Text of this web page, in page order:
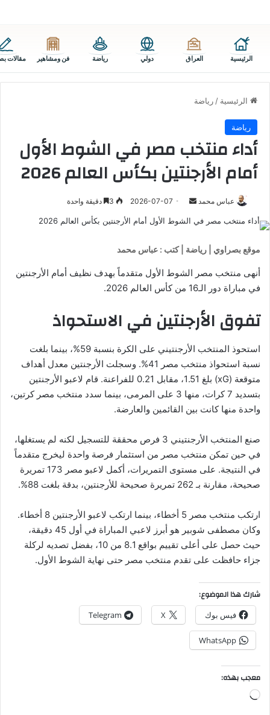
الرئيسية العراق دولي رياضة فن ومشاهير مقالات
الرئيسية / رياضة
رياضة
أداء منتخب مصر في الشوط الأول
أمام الأرجنتين بكأس العالم 2026
عباس محمد
أرسل 2026-07-07 دقيقة واحدة
موقع بصراوي | رياضة | كتب : عباس محمد
أنهى منتخب مصر الشوط الأول متقدماً بهدف نظيف أمام الأرجنتين
في مباراة دور الـ16 من كأس العالم 2026.
تفوق الأرجنتين في الاستحواذ
استحوذ المنتخب الأرجنتيني على الكرة بنسبة 59%، بينما بلغت
نسبة استحواذ منتخب مصر 41%. وسجلت الأرجنتين معدل أهداف
متوقعة (xG) بلغ 1.51، مقابل 0.21 للفراعنة. قام لاعبو الأرجنتين
بتسديد 7 كرات، منها 3 على المرمى، بينما سدد منتخب مصر كرتين،
واحدة منها كانت بين القائمين والعارضة.
صنع المنتخب الأرجنتيني 3 فرص محققة للتسجيل لكنه لم يستغلها،
في حين تمكن منتخب مصر من استثمار فرصة واحدة ليخرج متقدماً
في النتيجة. على مستوى التمريرات، أكمل لاعبو مصر 173 تمريرة
صحيحة، مقارنة بـ 262 تمريرة صحيحة للأرجنتين، بدقة بلغت 88%.
ارتكب منتخب مصر 5 أخطاء، بينما ارتكب لاعبو الأرجنتين 8 أخطاء.
وكان مصطفى شوبير هو أبرز لاعبي المباراة في أول 45 دقيقة،
حيث حصل على أعلى تقييم بواقع 8.1 من 10، بفضل تصديه لركلة
جزاء حافظت على تقدم منتخب مصر حتى نهاية الشوط الأول.
شارك هذا الموضوع:
فيس بوك X
Telegram
WhatsApp
معجب بهذه:
جاري